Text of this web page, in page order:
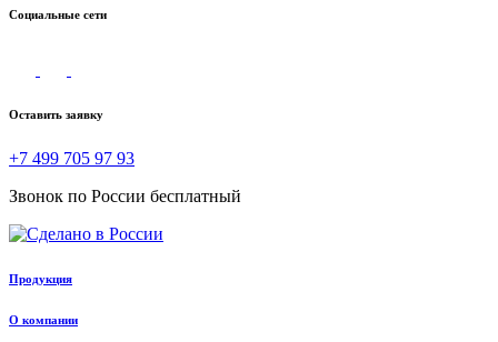
Социальные сети
Оставить заявку
+7 499 705 97 93
Звонок по России бесплатный
Продукция
О компании